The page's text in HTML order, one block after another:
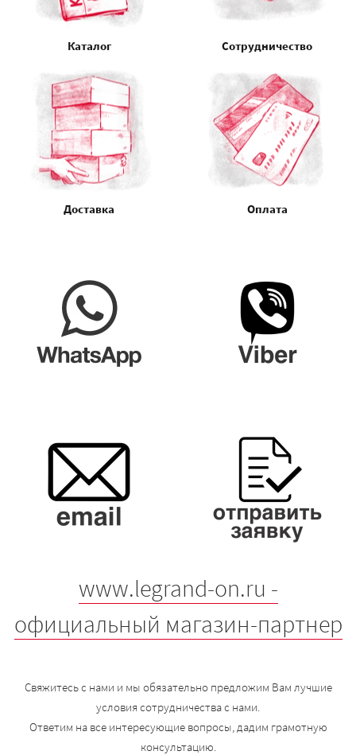
Каталог Сотрудничество
Доставка Оплата
www.legrand-on.ru -
официальный магазин-партнер
Свяжитесь с нами и мы обязательно предложим Вам лучшие
условия сотрудничества с нами.
Ответим на все интересующие вопросы, дадим грамотную
консультацию.